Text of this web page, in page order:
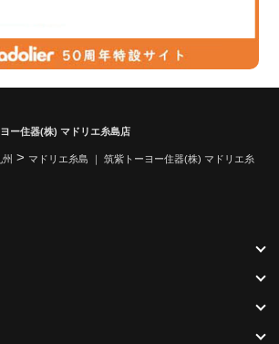
ー住器(株) マドリエ糸島店
州 > マドリエ糸島 ｜ 筑紫トーヨー住器(株) マドリエ糸